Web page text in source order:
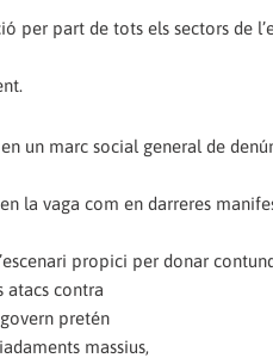
per part de tots els sectors de
un marc social general de
la vaga com en darreres
propici per donar
atacs contra
pretén
massius,